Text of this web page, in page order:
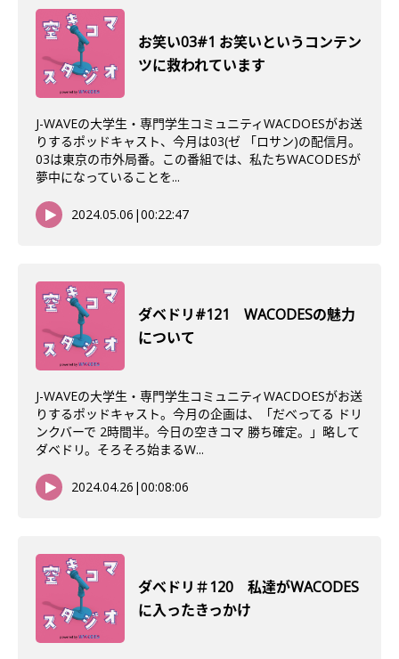
お笑い03#1 お笑いというコンテン
ツに救われています
J-WAVEの大学生・専門学生コミュニティWACDOESがお送
りするポッドキャスト、今月は03(ゼ 「ロサン)の配信月。
03は東京の市外局番。この番組では、私たちWACODESが
夢中になっていることを...
2024.05.06 |00:22:47
ダベドリ#121 WACODESの魅力
について
J-WAVEの大学生・専門学生コミュニティWACDOESがお送
りするポッドキャスト。今月の企画は、「だべってる ドリ
ンクバーで 2時間半。今日の空きコマ 勝ち確定。」略して
ダベドリ。そろそろ始まるW...
2024.04.26 |00:08:06
ダべドリ＃120 私達がWACODES
に入ったきっかけ